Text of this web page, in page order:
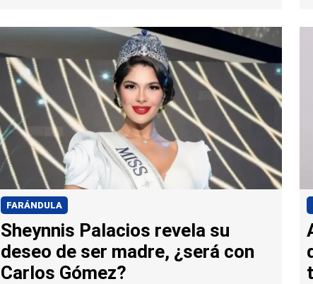
FARÁNDULA
Sheynnis Palacios revela su
deseo de ser madre, ¿será con
Carlos Gómez?